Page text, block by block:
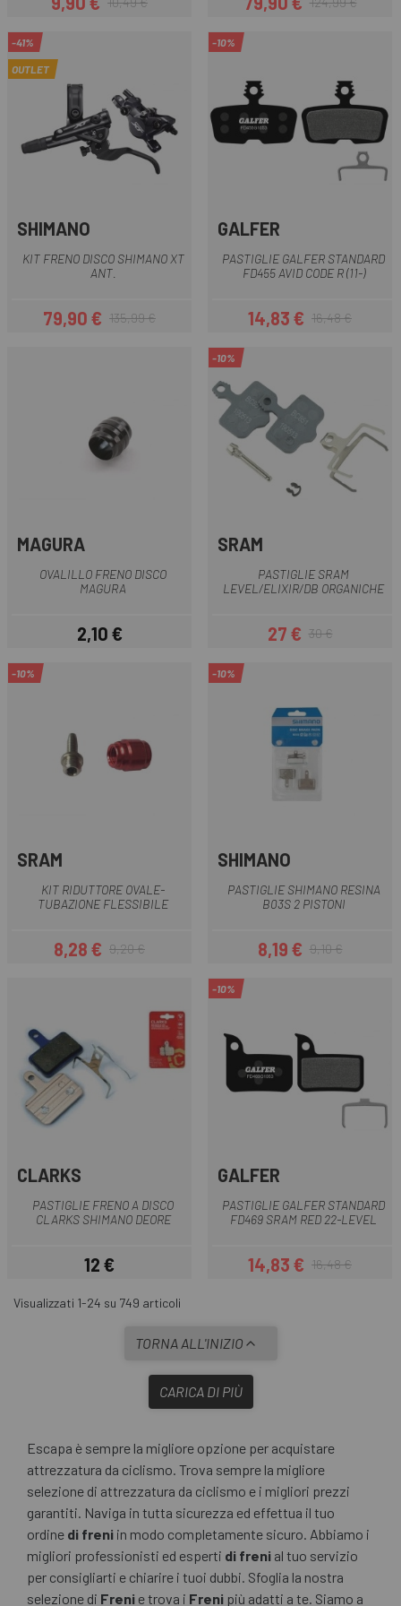
Prezzo
Prezzo base Prezzo
Prezzo base
-41%
OUTLET
SHIMANO
KIT FRENO DISCO SHIMANO XT
ANT.
Prezzo
79,90 €Prezzo base
135,99 €
-10%
GALFER
PASTIGLIE GALFER STANDARD
FD455 AVID CODE R (11-)
Prezzo
14,83 €Prezzo base
16,48 €
MAGURA
OVALILLO FRENO DISCO
MAGURA
Prezzo
2,10 €
-10%
SRAM
PASTIGLIE SRAM
LEVEL/ELIXIR/DB ORGANICHE
Prezzo
27 €Prezzo base
30 €
-10%
SRAM
KIT RIDUTTORE OVALE-
TUBAZIONE FLESSIBILE
Prezzo
8,28 €Prezzo base
9,20 €
-10%
SHIMANO
PASTIGLIE SHIMANO RESINA
B03S 2 PISTONI
Prezzo
8,19 €Prezzo base
9,10 €
CLARKS
PASTIGLIE FRENO A DISCO
CLARKS SHIMANO DEORE
Prezzo
12 €
-10%
GALFER
PASTIGLIE GALFER STANDARD
FD469 SRAM RED 22-LEVEL
Prezzo
14,83 €Prezzo base
16,48 €
Visualizzati 1-24 su 749 articoli
TORNA ALL'INIZIO
CARICA DI PIÙ
Escapa è sempre la migliore opzione per acquistare
attrezzatura da ciclismo. Trova sempre la migliore
selezione di attrezzatura da ciclismo e i migliori prezzi
garantiti. Naviga in tutta sicurezza ed effettua il tuo
ordine di freni in modo completamente sicuro. Abbiamo i
migliori professionisti ed esperti di freni al tuo servizio
per consigliarti e chiarire i tuoi dubbi. Sfoglia la nostra
selezione di Freni e trova i Freni più adatti a te. Siamo a